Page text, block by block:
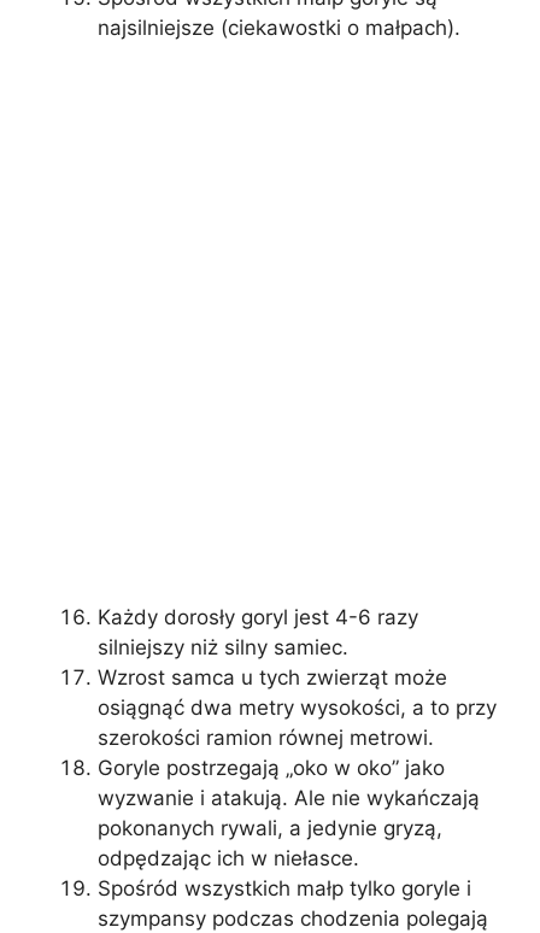
najsilniejsze (ciekawostki o małpach).
Każdy dorosły goryl jest 4-6 razy
silniejszy niż silny samiec.
Wzrost samca u tych zwierząt może
osiągnąć dwa metry wysokości, a to przy
szerokości ramion równej metrowi.
Goryle postrzegają „oko w oko” jako
wyzwanie i atakują. Ale nie wykańczają
pokonanych rywali, a jedynie gryzą,
odpędzając ich w niełasce.
Spośród wszystkich małp tylko goryle i
szympansy podczas chodzenia polegają